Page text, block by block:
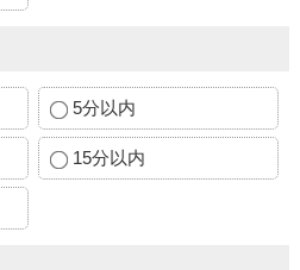
5分以内
15分以内